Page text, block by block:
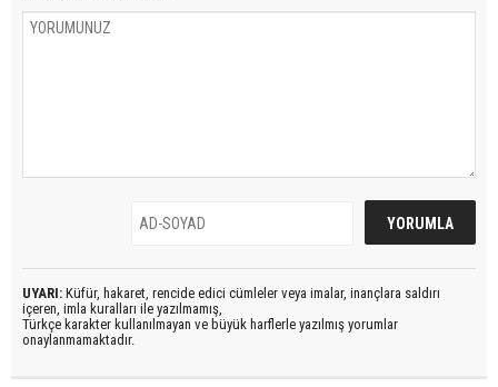
UYARI: Küfür, hakaret, rencide edici cümleler veya imalar, inançlara saldırı
içeren, imla kuralları ile yazılmamış,
Türkçe karakter kullanılmayan ve büyük harflerle yazılmış yorumlar
onaylanmamaktadır.